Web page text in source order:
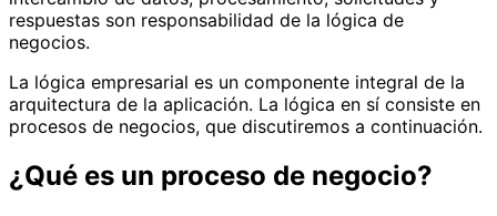
respuestas son responsabilidad de la lógica de
negocios.
La lógica empresarial es un componente integral de la
arquitectura de la aplicación. La lógica en sí consiste en
procesos de negocios, que discutiremos a continuación.
¿Qué es un proceso de negocio?